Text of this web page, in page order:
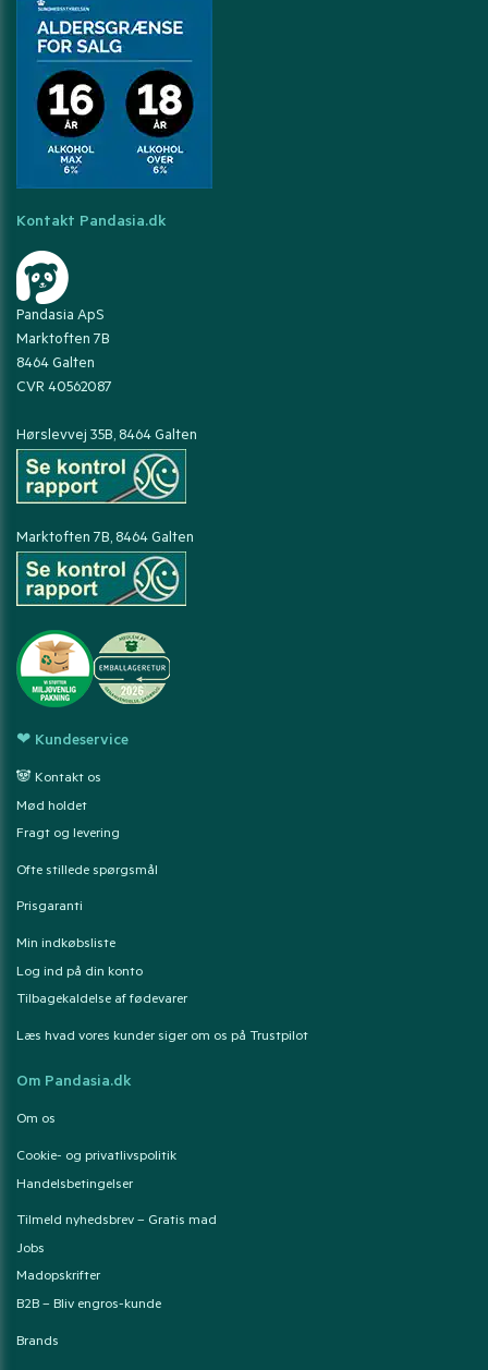
Kontakt Pandasia.dk
Pandasia ApS
Marktoften 7B
8464 Galten
CVR 40562087
Hørslevvej 35B, 8464 Galten
Marktoften 7B, 8464 Galten
❤ Kundeservice
🐼 Kontakt os
Mød holdet
Fragt og levering
Ofte stillede spørgsmål
Prisgaranti
Min indkøbsliste
Log ind på din konto
Tilbagekaldelse af fødevarer
Læs hvad vores kunder siger om os på Trustpilot
Om Pandasia.dk
Om os
Cookie- og privatlivspolitik
Handelsbetingelser
Tilmeld nyhedsbrev – Gratis mad
Jobs
Madopskrifter
B2B – Bliv engros-kunde
Brands